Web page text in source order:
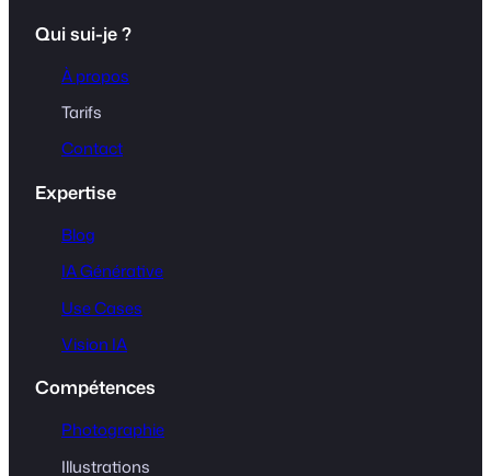
Qui sui-je ?
À propos
Tarifs
Contact
Expertise
Blog
IA Générative
Use Cases
Vision IA
Compétences
Photographie
Illustrations